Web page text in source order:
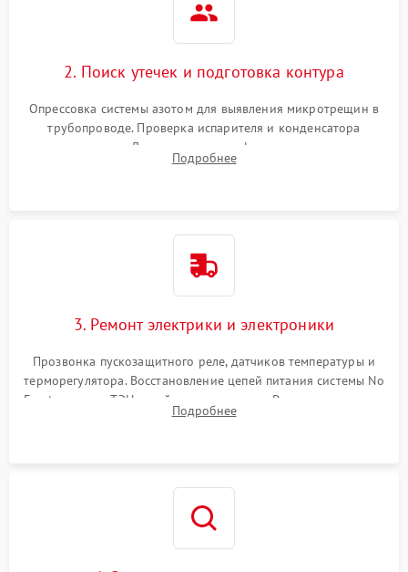
2. Поиск утечек и подготовка контура
Опрессовка системы азотом для выявления микротрещин в
трубопроводе. Проверка испарителя и конденсатора
течеискателем. Демонтаж старого фильтра-осушителя и
продувка капиллярной трубки для устранения засоров.
Подробнее
3. Ремонт электрики и электроники
Прозвонка пускозащитного реле, датчиков температуры и
терморегулятора. Восстановление цепей питания системы No
Frost, включая ТЭН оттайки и вентилятор. Ремонт или замена
платы управления при сбоях алгоритмов.
Подробнее